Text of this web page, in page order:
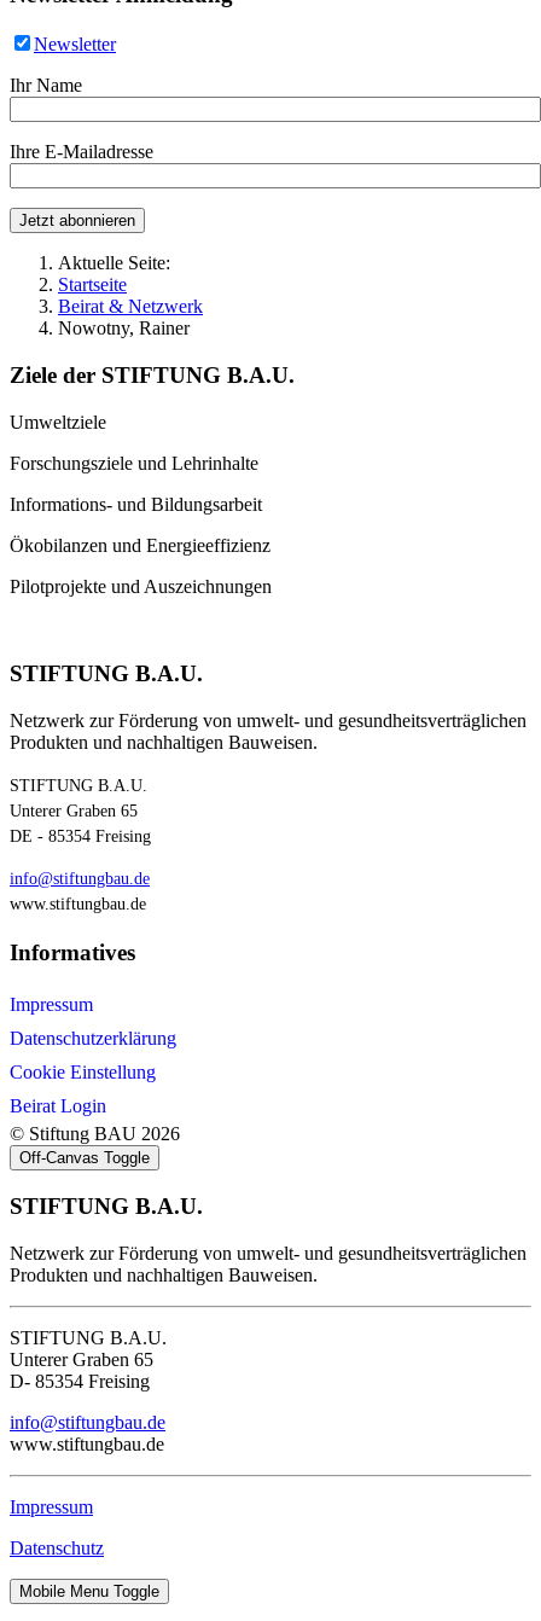
Newsletter
Ihr Name
Ihre E-Mailadresse
Aktuelle Seite:
Startseite
Beirat & Netzwerk
Nowotny, Rainer
Ziele der STIFTUNG B.A.U.
Umweltziele
Forschungsziele und Lehrinhalte
Informations- und Bildungsarbeit
Ökobilanzen und Energieeffizienz
Pilotprojekte und Auszeichnungen
STIFTUNG B.A.U.
Netzwerk zur Förderung von umwelt- und gesundheitsverträglichen
Produkten und nachhaltigen Bauweisen.
STIFTUNG B.A.U.
Unterer Graben 65
DE - 85354 Freising
info@stiftungbau.de
www.stiftungbau.de
Informatives
Impressum
Datenschutzerklärung
Cookie Einstellung
Beirat Login
© Stiftung BAU 2026
Off-Canvas Toggle
STIFTUNG B.A.U.
Netzwerk zur Förderung von umwelt- und gesundheitsverträglichen
Produkten und nachhaltigen Bauweisen.
STIFTUNG B.A.U.
Unterer Graben 65
D- 85354 Freising
info@stiftungbau.de
www.stiftungbau.de
Impressum
Datenschutz
Mobile Menu Toggle